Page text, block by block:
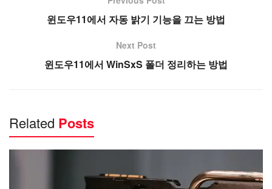
윈도우11에서 자동 밝기 기능을 끄는 방법
Next Post
윈도우11에서 WinSxS 폴더 정리하는 방법
Related Posts